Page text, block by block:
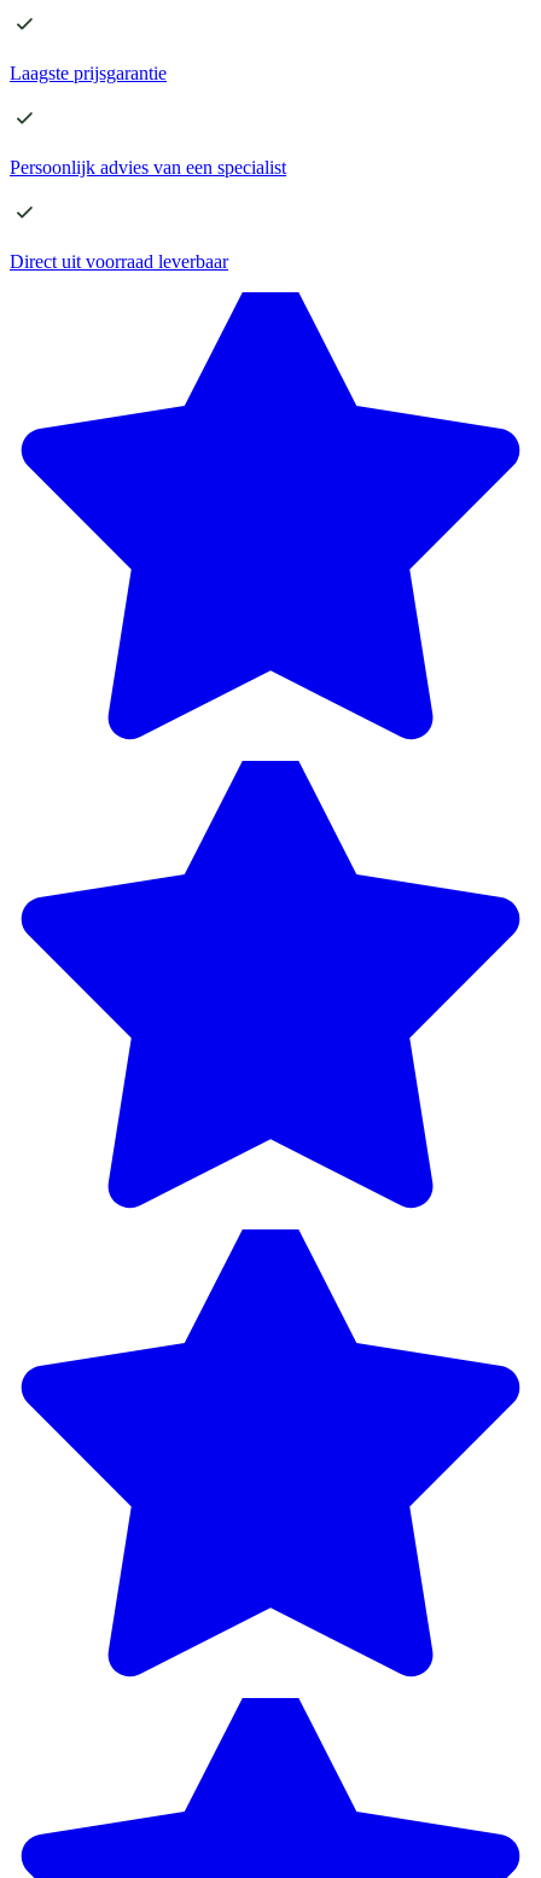
Laagste prijsgarantie
Persoonlijk advies van een specialist
Direct uit voorraad leverbaar